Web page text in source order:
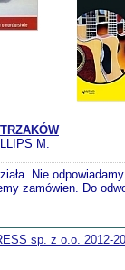
M.
Nie
zamówien. Do
sp. z o.o. 2012-